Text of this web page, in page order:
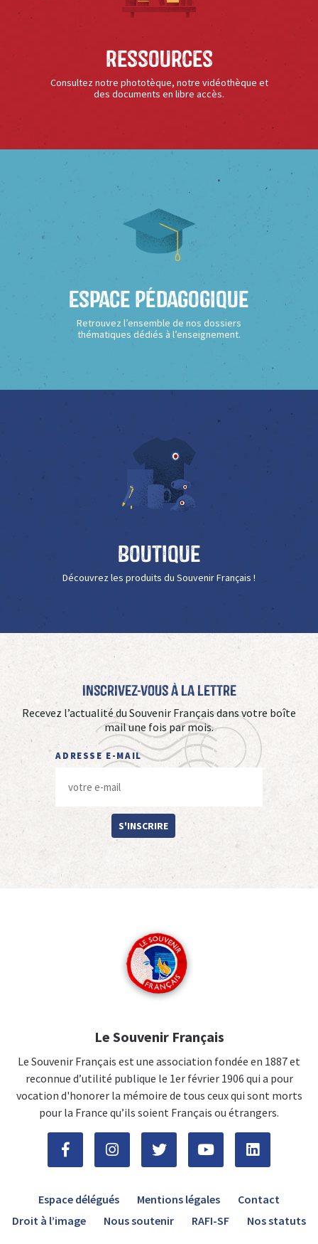
Ressources
Consultez notre phototèque, notre vidéothèque et
des documents en libre accès.
Espace Pédagogique
Retrouvez l’ensemble de nos dossiers
thématiques dédiés à l’enseignement.
Boutique
Découvrez les produits du Souvenir Français !
Inscrivez-vous à La Lettre
Recevez l’actualité du Souvenir Français dans votre boîte
mail une fois par mois.
ADRESSE E-MAIL
S'INSCRIRE
Le Souvenir Français
Le Souvenir Français est une association fondée en 1887 et
reconnue d’utilité publique le 1er février 1906 qui a pour
vocation d'honorer la mémoire de tous ceux qui sont morts
pour la France qu’ils soient Français ou étrangers.
Espace délégués Mentions légales
Contact
Droit à l’image
Nous soutenir RAFI-SF Nos statuts